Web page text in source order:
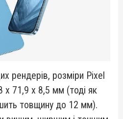
рендерів, розміри Pixel
x 71,9 x 8,5 мм (тоді як
товщину до 12 мм).